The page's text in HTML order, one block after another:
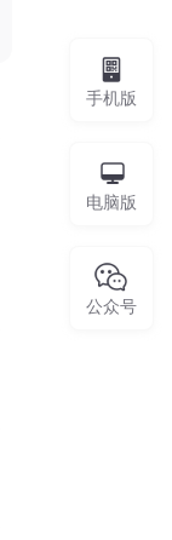
手机版
电脑版
公众号